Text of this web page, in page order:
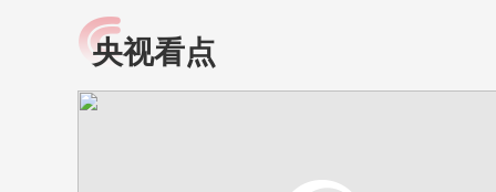
小央视频
央视网原创视频子品牌，
提高全民健康素养水
央视看点